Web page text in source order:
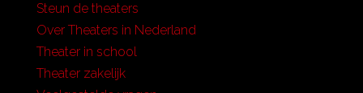
Steun de theaters
Over Theaters in Nederland
Theater in school
Theater zakelijk